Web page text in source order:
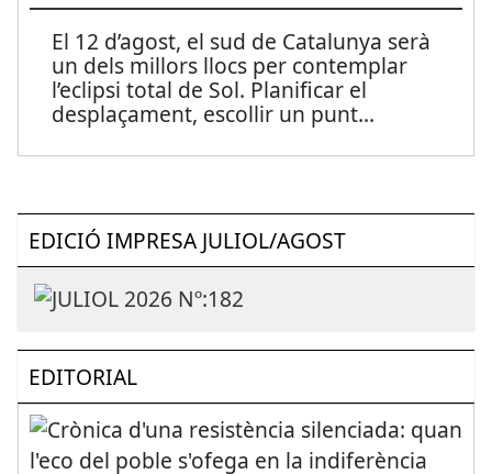
El 12 d’agost, el sud de Catalunya serà
un dels millors llocs per contemplar
l’eclipsi total de Sol. Planificar el
desplaçament, escollir un punt...
EDICIÓ IMPRESA JULIOL/AGOST
EDITORIAL